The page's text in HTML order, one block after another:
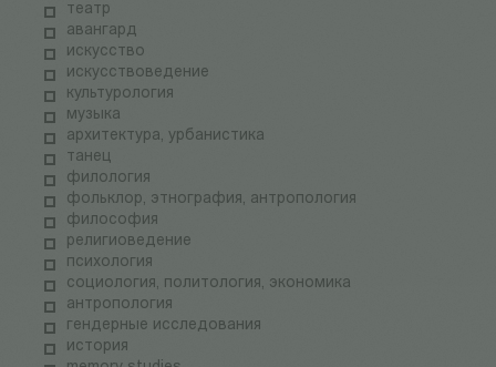
театр
авангард
искусство
искусствоведение
культурология
музыка
архитектура, урбанистика
танец
филология
фольклор, этнография, антропология
философия
религиоведение
психология
социология, политология, экономика
антропология
гендерные исследования
история